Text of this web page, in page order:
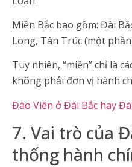
Miền Bắc bao gồm: Đài
Long, Tân Trúc (một
Tuy nhiên, “miền” chỉ là
không phải đơn vị hành
Đào Viên ở Đài Bắc hay
7. Vai trò của
thống hành